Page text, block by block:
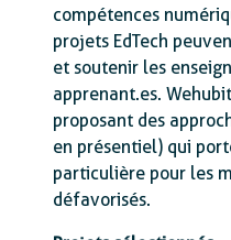
compétences
projets EdTech
et soutenir les
apprenant.es.
proposant des
en présentiel) qui
particulière pour les
défavorisés.